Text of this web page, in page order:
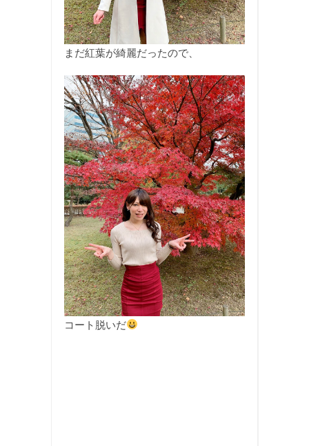
まだ紅葉が綺麗だったので、
コート脱いだ